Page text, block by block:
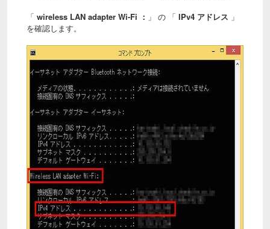
「 wireless LAN adapter Wi-Fi ： 」 の 「 IPv4 アドレス 」
を確認します。